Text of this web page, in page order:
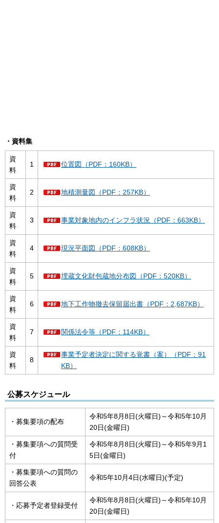
・資料集
資
料
1 位置図（PDF：160KB）
資
料
2 地積測量図（PDF：257KB）
資
料
3 事業対象地内のインフラ状況（PDF：663KB）
資
料
4 現況平面図（PDF：608KB）
資
料
5 埋蔵文化財包蔵地分布図（PDF：520KB）
資
料
6 地下工作物撤去保留届出書（PDF：2,687KB）
資
料
7 関係法令等（PDF：114KB）
資
料
8
事業予定者決定に関する覚書（案）（PDF：91
KB）
公募スケジュール
・募集要項の配布
令和5年8月8日(火曜日)～令和5年10月
20日(金曜日)
・募集要項への質問受
付
令和5年8月8日(火曜日)～令和5年9月1
5日(金曜日)
・募集要項への質問の
回答公表
令和5年10月4日(水曜日)(予定)
・応募予定者登録受付
令和5年8月8日(火曜日)～令和5年10月
20日(金曜日)